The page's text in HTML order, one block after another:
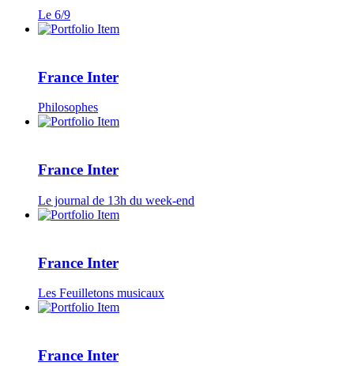
Le 6/9
France Inter
Philosophes
France Inter
Le journal de 13h du week-end
France Inter
Les Feuilletons musicaux
France Inter